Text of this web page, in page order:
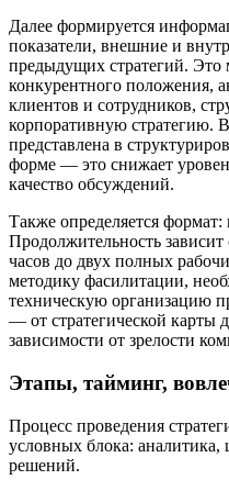
Далее формируется
показатели, внешние и
предыдущих стратегий. Это
конкурентного положения,
клиентов и сотрудников,
корпоративную стратегию.
представлена в
форме — это снижает
качество обсуждений.
Также определяется
Продолжительность зависит
часов до двух полных
методику фасилитации,
техническую организацию
— от стратегической карты
зависимости от зрелости
Этапы, тайминг,
Процесс проведения
условных блока: аналитика,
решений.